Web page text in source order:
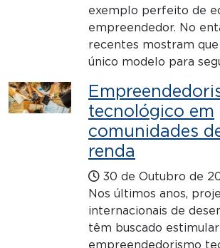
exemplo perfeito de
empreendedor. No
recentes mostram
único modelo para
tecnológico em
comunidades
renda
30 de Outubro de
Nos últimos anos,
internacionais de
têm buscado
empreendedorismo